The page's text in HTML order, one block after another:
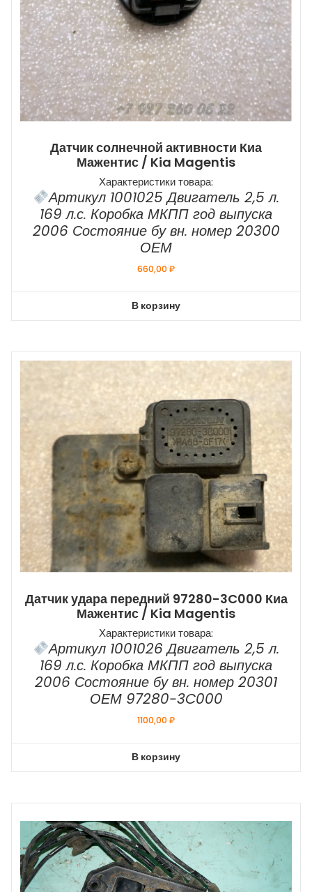
Датчик солнечной активности Киа
Мажентис / Kia Magentis
Характеристики товара:
Артикул 1001025 Двигатель 2,5 л.
169 л.с. Коробка МКПП год выпуска
2006 Состояние бу вн. номер 20300
ОЕМ
660,00₽
В корзину
Датчик удара передний 97280-3C000 Киа
Мажентис / Kia Magentis
Характеристики товара:
Артикул 1001026 Двигатель 2,5 л.
169 л.с. Коробка МКПП год выпуска
2006 Состояние бу вн. номер 20301
ОЕМ 97280-3C000
1100,00₽
В корзину